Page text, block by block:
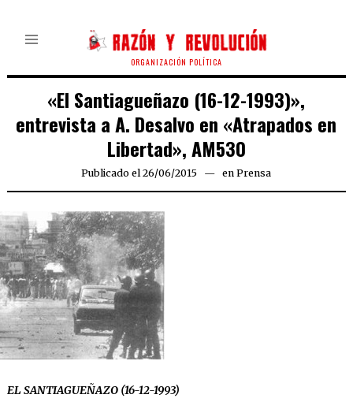
ORGANIZACIÓN POLÍTICA
«El Santiagueñazo (16-12-1993)»,
entrevista a A. Desalvo en «Atrapados en
Libertad», AM530
Publicado el 26/06/2015 21/09/2015
en Prensa
EL SANTIAGUEÑAZO (16-12-1993)